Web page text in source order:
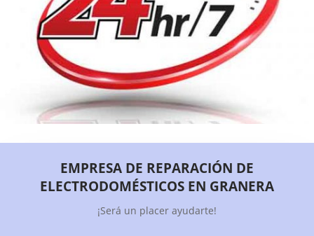
EMPRESA DE REPARACIÓN DE
ELECTRODOMÉSTICOS EN GRANERA
¡Será un placer ayudarte!